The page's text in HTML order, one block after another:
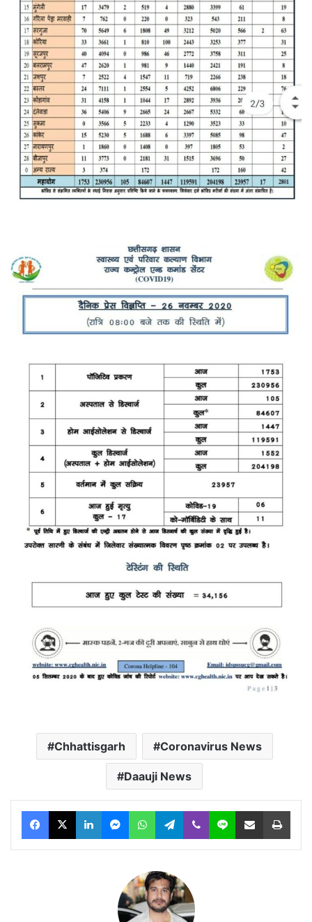
Chhattisgarh Coronavirus News
Daauji News
Facebook
X LinkedInMessengerWhatsAppTelegram
Viber Line Share via Email Print